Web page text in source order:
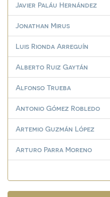
Javier Paláu Hernández
Jonathan Mirus
Luis Rionda Arreguín
Alberto Ruiz Gaytán
Alfonso Trueba
Antonio Gómez Robledo
Artemio Guzmán López
Arturo Parra Moreno